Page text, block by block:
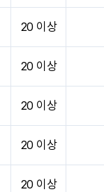
20 이상
20 이상
20 이상
20 이상
20 이상